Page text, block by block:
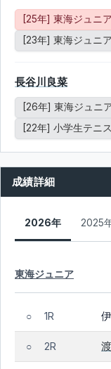
[25年] 東海ジュニ
[23年] 東海ジュニ
長谷川良菜
[26年] 東海ジュニ
[22年] 小学生テニ
成績詳細
2026年 2025
東海ジュニア
○ 1R
○ 2R